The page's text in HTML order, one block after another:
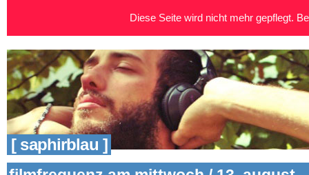
[ saphirblau ]
Diese Seite wird nicht mehr gepflegt.